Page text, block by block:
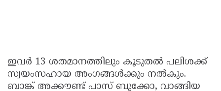
ഇവർ 13 ശതമാനത്തിലും കൂടുതൽ പലിശക്ക്‌
സ്വയംസഹായ അംഗങ്ങൾക്കും നൽകും.
ബാങ്ക്‌ അക്കൗണ്ട്‌ പാസ്‌ ബുക്കോ, വാങ്ങിയ